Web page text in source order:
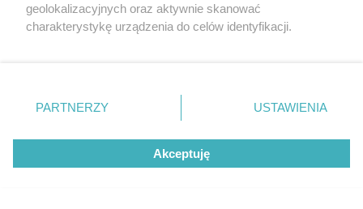
KMŚ siatkarzy w Polsce. Gdzie
zagrają najlepsze drużyny?
geolokalizacyjnych oraz aktywnie skanować
charakterystykę urządzenia do celów identyfikacji.
zmienić/wycofać klikając przycisk ustawień prywatności
znajdujący się w lewym dolnym rogu strony
rodzaje przetwarzania danych nie wymagają zgody
użytkownika, ale masz prawo sprzeciwić się takiemu
przetwarzaniu. Preferencje będą miały zastosowanie tylko
PARTNERZY USTAWIENIA
Akceptuję